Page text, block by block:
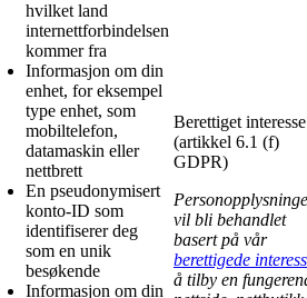
hvilket land
internettforbindelsen
kommer fra
Informasjon om din
enhet, for eksempel
type enhet, som
mobiltelefon,
datamaskin eller
nettbrett
En pseudonymisert
konto-ID som
identifiserer deg
som en unik
besøkende
Informasjon om din
Berettiget interesse
(artikkel 6.1 (f)
GDPR)
vil bli behandlet
basert på vår
berettigede
å tilby en